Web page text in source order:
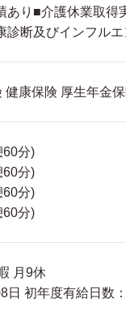
あり■介護休業取
診断及びインフル
健康保険 厚生年金
60分)
60分)
60分)
60分)
月9休
日 初年度有給日数